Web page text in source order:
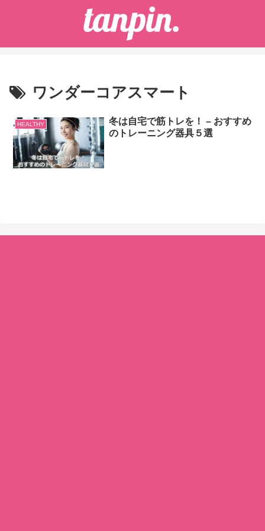
ワンダーコアスマート
HEALTHY
冬は自宅で筋トレを！ – おすすめ
のトレーニング器具５選